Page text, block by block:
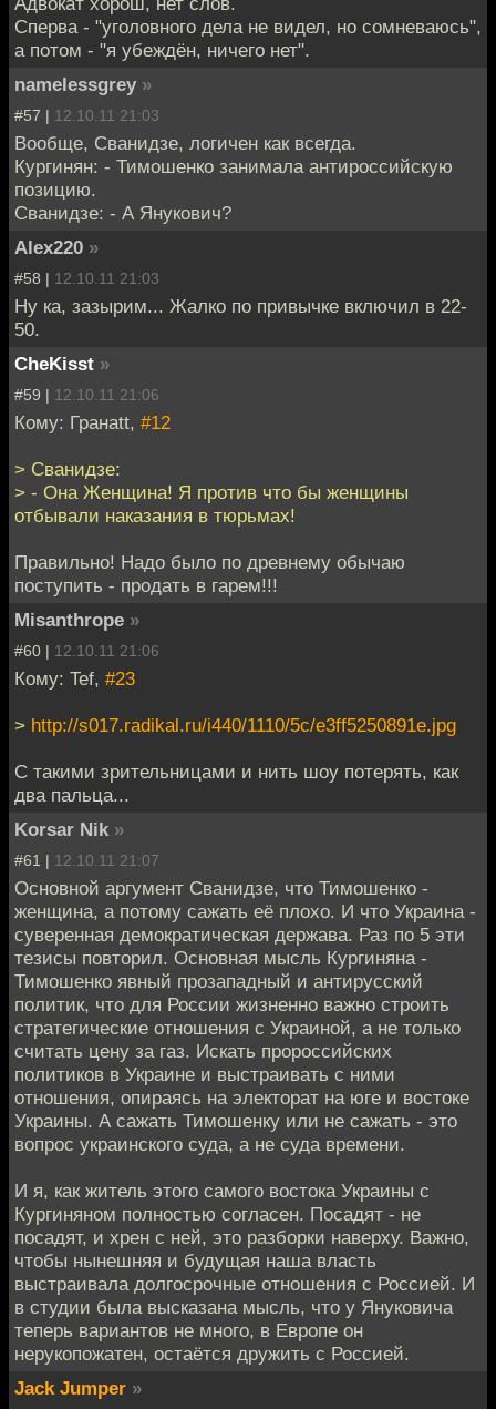
Сперва - "уголовного дела не видел, но сомневаюсь",
а потом - "я убеждён, ничего нет".
namelessgrey »
#57 | 12.10.11 21:03
Вообще, Сванидзе, логичен как всегда.
Кургинян: - Тимошенко занимала антироссийскую
позицию.
Сванидзе: - А Янукович?
Alex220 »
#58 | 12.10.11 21:03
Ну ка, зазырим... Жалко по привычке включил в 22-
50.
CheKisst »
#59 | 12.10.11 21:06
Кому: Гранаtt, #12
> Сванидзе:
> - Она Женщина! Я против что бы женщины
отбывали наказания в тюрьмах!
Правильно! Надо было по древнему обычаю
поступить - продать в гарем!!!
Misanthrope »
#60 | 12.10.11 21:06
Кому: Tef, #23
> http://s017.radikal.ru/i440/1110/5c/e3ff5250891e.jpg
С такими зрительницами и нить шоу потерять, как
два пальца...
Korsar Nik »
#61 | 12.10.11 21:07
Основной аргумент Сванидзе, что Тимошенко -
женщина, а потому сажать её плохо. И что Украина -
суверенная демократическая держава. Раз по 5 эти
тезисы повторил. Основная мысль Кургиняна -
Тимошенко явный прозападный и антирусский
политик, что для России жизненно важно строить
стратегические отношения с Украиной, а не только
считать цену за газ. Искать пророссийских
политиков в Украине и выстраивать с ними
отношения, опираясь на электорат на юге и востоке
Украины. А сажать Тимошенку или не сажать - это
вопрос украинского суда, а не суда времени.
И я, как житель этого самого востока Украины с
Кургиняном полностью согласен. Посадят - не
посадят, и хрен с ней, это разборки наверху. Важно,
чтобы нынешняя и будущая наша власть
выстраивала долгосрочные отношения с Россией. И
в студии была высказана мысль, что у Януковича
теперь вариантов не много, в Европе он
нерукопожатен, остаётся дружить с Россией.
Jack Jumper »